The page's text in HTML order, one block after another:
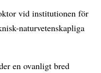
vid institutionen för
naturvetenskapliga
en ovanligt bred